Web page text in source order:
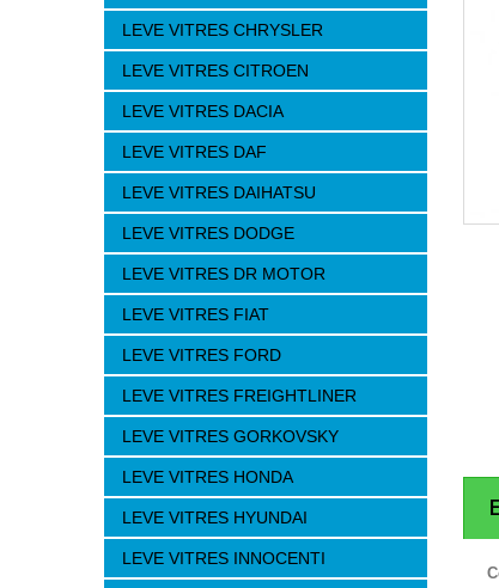
LEVE VITRES CHRYSLER
LEVE VITRES CITROEN
LEVE VITRES DACIA
LEVE VITRES DAF
LEVE VITRES DAIHATSU
LEVE VITRES DODGE
LEVE VITRES DR MOTOR
LEVE VITRES FIAT
LEVE VITRES FORD
LEVE VITRES FREIGHTLINER
LEVE VITRES GORKOVSKY
LEVE VITRES HONDA
LEVE VITRES HYUNDAI
LEVE VITRES INNOCENTI